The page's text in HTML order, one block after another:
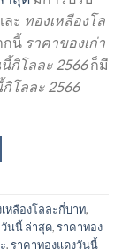
ละ ทองเหลืองโล
กนี้ ราคาของเก่า
กิโลละ 2566ก็มี
โลละ 2566
หลืองโลละกี่บาท,
วันนี้ ล่าสุด,ราคาทอง
,ราคาทองแดงวันนี้